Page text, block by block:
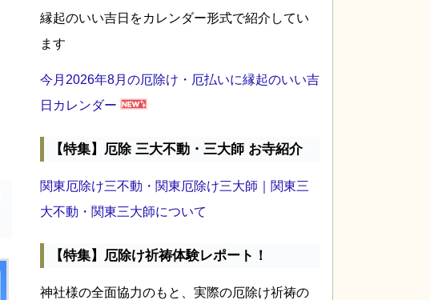
縁起のいい吉日をカレンダー形式で紹介してい
ます
今月2026年8月の厄除け・厄払いに縁起のいい吉
日カレンダー
【特集】厄除 三大不動・三大師 お寺紹介
関東厄除け三不動・関東厄除け三大師｜関東三
大不動・関東三大師について
【特集】厄除け祈祷体験レポート！
神社様の全面協力のもと、実際の厄除け祈祷の